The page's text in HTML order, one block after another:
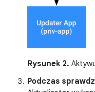
Rysunek 2.
Podczas